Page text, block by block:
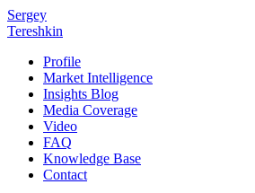
Sergey
Tereshkin
Profile
Market Intelligence
Insights Blog
Media Coverage
Video
FAQ
Knowledge Base
Contact